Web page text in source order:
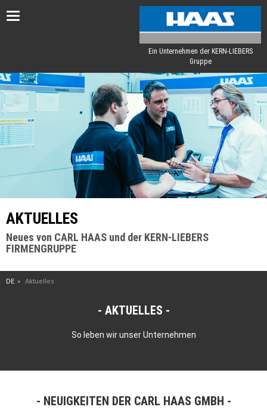
Toggle
Ein Unternehmen der KERN-LIEBERS
Gruppe
AKTUELLES
Neues von CARL HAAS und der KERN-LIEBERS
FIRMENGRUPPE
DE Aktuelles
AKTUELLES
So leben wir unser Unternehmen
NEUIGKEITEN DER CARL HAAS GMBH